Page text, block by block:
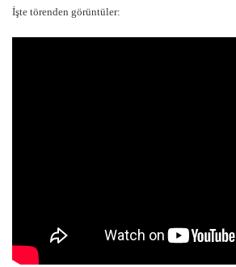
İşte törenden görüntüler: